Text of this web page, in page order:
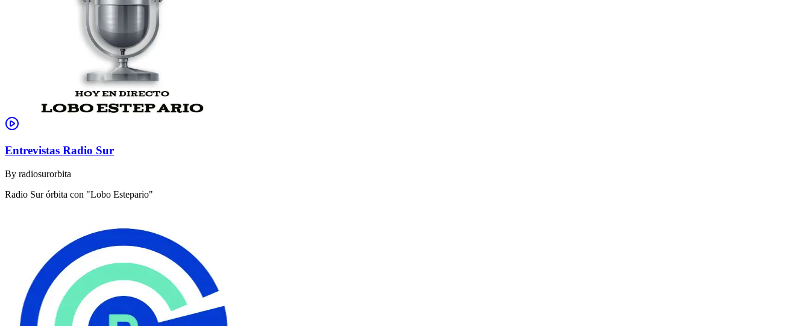
Entrevistas Radio Sur
By radiosurorbita
Radio Sur órbita con "Lobo Estepario"